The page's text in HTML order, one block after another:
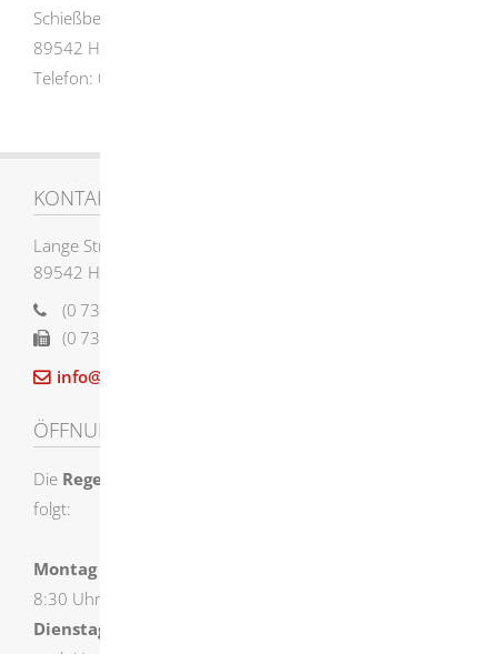
Schießbergstraße 4 (im Buigencenter)
89542 Herbrechtingen
Telefon: 07324 / 98 37 94
KONTAKT
Lange Straße 58
89542 Herbrechtingen
(0 73
(0 73
info@herbrechtingen.de
ÖFFNUNGSZEITEN
Die Regelöffnungszeiten
folgt:
Montag
8:30 Uhr – 12:00 Uhr und 14:00 Uhr – 16:00 Uhr
Dienstag